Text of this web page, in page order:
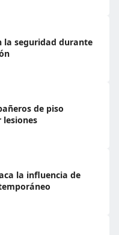
la seguridad durante
de piso
la influencia de